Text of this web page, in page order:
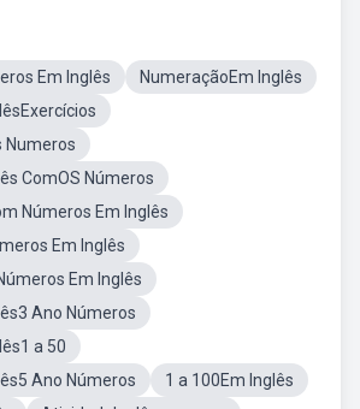
Em Inglês
NumeraçãoEm Inglês
Numeros
ComOS Números
Números Em Inglês
Em Inglês
Em Inglês
Ano Números
a 50
Ano Números
1 a 100Em Inglês